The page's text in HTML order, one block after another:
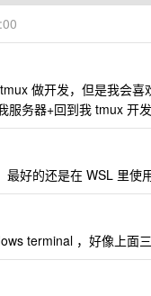
做开发，但是我会
服务器+回到我 tmux 开
好的还是在 WSL 里使
terminal ，好像上面